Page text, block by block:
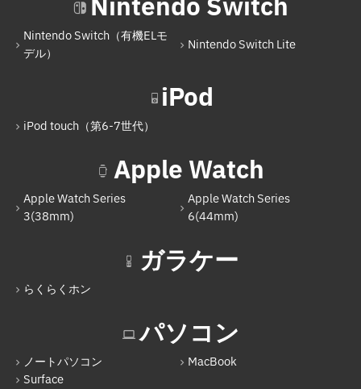
Nintendo Switch
Nintendo Switch（有機ELモ
デル）
Nintendo Switch Lite
iPod
iPod touch（第6-7世代）
Apple Watch
Apple Watch Series
3(38mm)
Apple Watch Series
6(44mm)
ガラケー
らくらくホン
パソコン
ノートパソコン
MacBook
Surface